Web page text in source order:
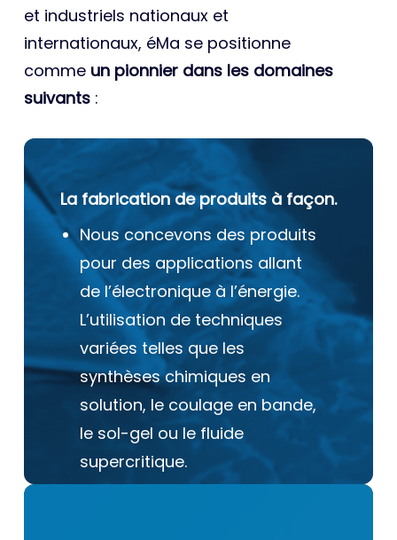
et industriels nationaux et
internationaux, éMa se positionne
comme un pionnier dans les domaines
suivants :
La fabrication de produits à façon.
Nous concevons des produits
pour des applications allant
de l’électronique à l’énergie.
L’utilisation de techniques
variées telles que les
synthèses chimiques en
solution, le coulage en bande,
le sol-gel ou le fluide
supercritique.